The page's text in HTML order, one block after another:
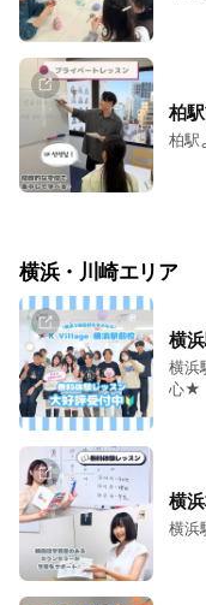
柏
柏駅
横浜・川崎エリア
横
横浜
心★
横
横浜